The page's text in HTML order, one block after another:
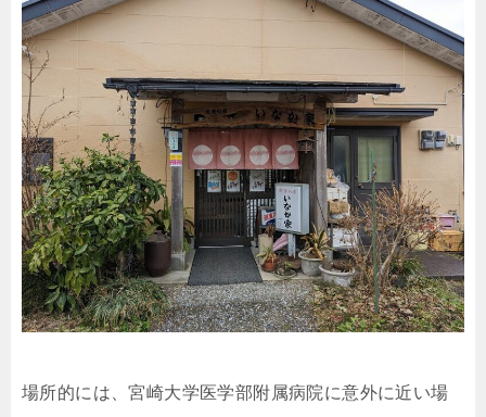
場所的には、宮崎大学医学部附属病院に意外に近い場